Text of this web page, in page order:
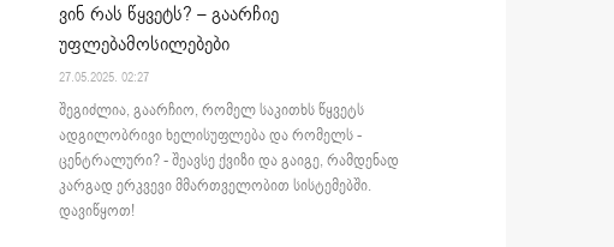
ვინ რას წყვეტს? – გაარჩიე
უფლებამოსილებები
27.05.2025. 02:27
შეგიძლია, გაარჩიო, რომელ საკითხს წყვეტს
ადგილობრივი ხელისუფლება და რომელს -
ცენტრალური? - შეავსე ქვიზი და გაიგე, რამდენად
კარგად ერკვევი მმართველობით სისტემებში.
დავიწყოთ!